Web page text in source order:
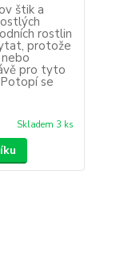
štik a
rostlin
protože
pro tyto
se
Skladem 3 ks